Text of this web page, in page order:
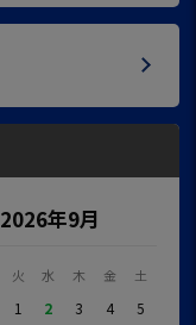
2026年9月
火 水 木 金 土
1 2 3 4
5